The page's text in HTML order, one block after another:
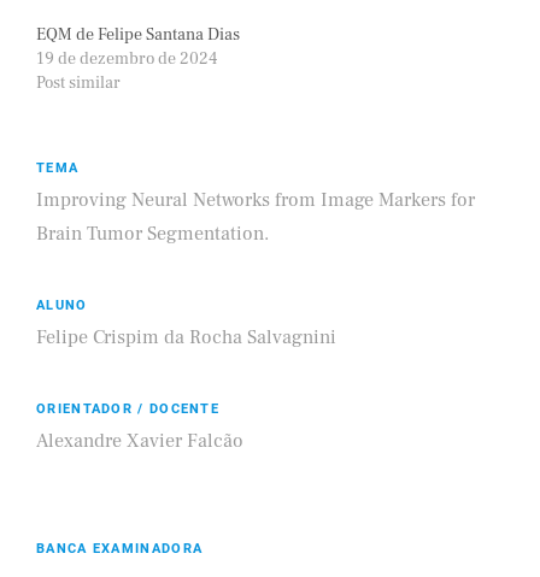
EQM de Felipe Santana Dias
19 de dezembro de 2024
Post similar
TEMA
Improving Neural Networks from Image Markers for
Brain Tumor Segmentation.
ALUNO
Felipe Crispim da Rocha Salvagnini
ORIENTADOR / DOCENTE
Alexandre Xavier Falcão
BANCA EXAMINADORA